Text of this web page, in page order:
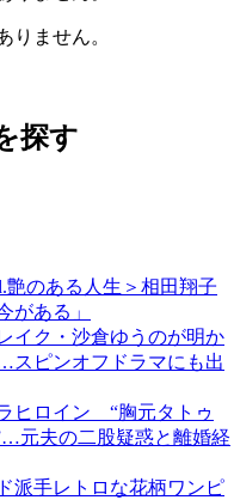
りません。
探す
艶のある人生＞相田翔子
がある」
イク・沙倉ゆうのが明か
スピンオフドラマにも出
ヒロイン “胸元タトゥ
元夫の二股疑惑と離婚経
派手レトロな花柄ワンピ